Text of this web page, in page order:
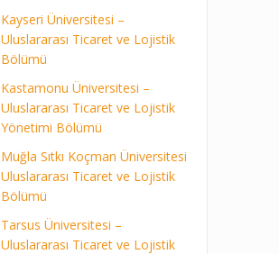
Kayseri Üniversitesi –
Uluslararası Ticaret ve Lojistik
Bölümü
Kastamonu Üniversitesi –
Uluslararası Ticaret ve Lojistik
Yönetimi Bölümü
Muğla Sıtkı Koçman Üniversitesi
Uluslararası Ticaret ve Lojistik
Bölümü
Tarsus Üniversitesi –
Uluslararası Ticaret ve Lojistik